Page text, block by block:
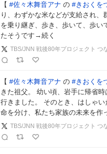
【 #佐々木舞音アナ の #きおくを
り、わずかな米などが支給され
を乗り継ぎ、歩き、歩いて、歩い
たそうです→続く
TBS/JNN 戦後80年プロジェクト つ
【 #佐々木舞音アナ の #きおくを
きた祖父。 幼い頃、岩手に帰省
行きました。 そのとき、はしゃ
命を分け、私たち家族の未来を作
TBS/JNN 戦後80年プロジェクト つ